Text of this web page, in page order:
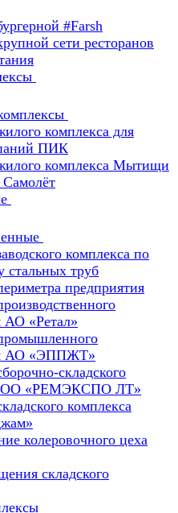
#Farsh
сети ресторанов
комплекса для
ПИК
комплекса Мытищи
комплекса по
стальных труб
предприятия
АО «Ретал»
АО «ЭППЖТ»
складского
«РЕМЭКСПО ЛТ»
комплекса
колеровочного цеха
складского